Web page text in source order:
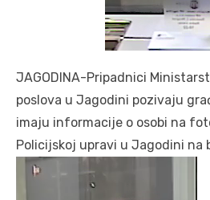
JAGODINA-Pripadnici
poslova u Jagodini pozivaju
imaju informacije o osobi na
Policijskoj upravi u Jagodini na